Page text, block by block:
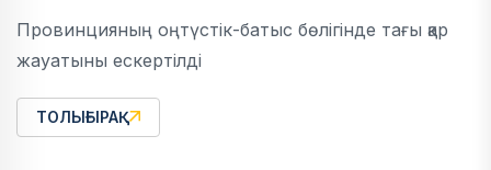
Провинцияның оңтүстік-батыс бөлігінде тағы қар
жауатыны ескертілді
ТОЛЫҒЫРАҚ